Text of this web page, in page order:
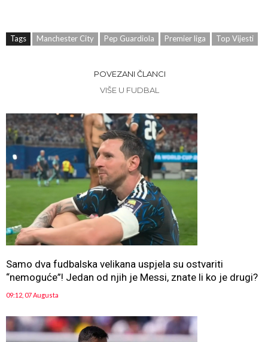
Tags Manchester City Pep Guardiola Premier liga Top Vijesti
POVEZANI ČLANCI
VIŠE U FUDBAL
Samo dva fudbalska velikana uspjela su ostvariti
“nemoguće”! Jedan od njih je Messi, znate li ko je drugi?
09:12, 07 Augusta